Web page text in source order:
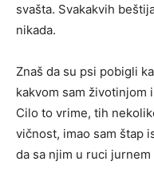
svašta. Svakakvih
nikada.
Znaš da su psi pobigli
kakvom sam životinjom
Cilo to vrime, tih
vičnost, imao sam štap
da sa njim u ruci